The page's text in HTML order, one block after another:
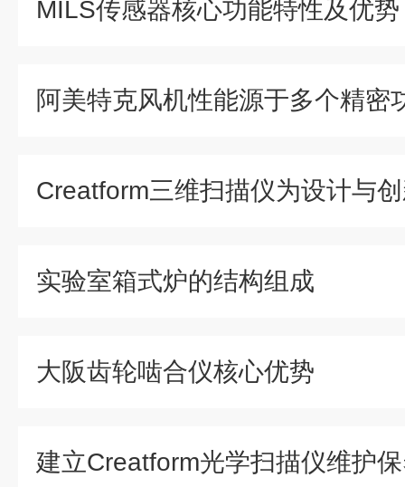
MILS传感器核心功能特性及优势
实验室箱式炉的结构组成
大阪齿轮啮合仪核心优势